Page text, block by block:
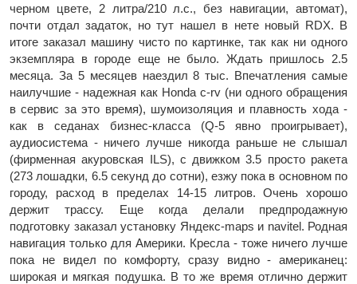
черном цвете, 2 литра/210 л.с., без навигации, автомат),
почти отдал задаток, но тут нашел в нете новый RDX. В
итоге заказал машину чисто по картинке, так как ни одного
экземпляра в городе еще не было. Ждать пришлось 2.5
месяца. За 5 месяцев наездил 8 тыс. Впечатления самые
наилучшие - надежная как Honda c-rv (ни одного обращения
в сервис за это время), шумоизоляция и плавность хода -
как в седанах бизнес-класса (Q-5 явно проигрывает),
аудиосистема - ничего лучше никогда раньше не слышал
(фирменная акуровская ILS), с движком 3.5 просто ракета
(273 лошадки, 6.5 секунд до сотни), езжу пока в основном по
городу, расход в пределах 14-15 литров. Очень хорошо
держит трассу. Еще когда делали предпродажную
подготовку заказал установку Яндекс-maps и navitel. Родная
навигация только для Америки. Кресла - тоже ничего лучше
пока не видел по комфорту, сразу видно - американец:
широкая и мягкая подушка. В то же время отлично держит